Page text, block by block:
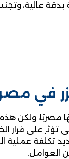
بدقة عالية،
في مصر
عملية الغضروف بالليزر في مصر تبدأ
تؤثر على قرار
تكلفة عملية
العوامل.